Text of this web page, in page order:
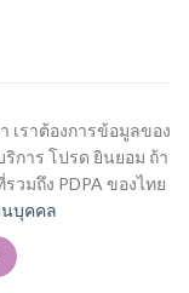
เราต้องการข้อมูลของ
การ โปรด ยินยอม ถ้า
วมถึง PDPA ของไทย
นบุคคล